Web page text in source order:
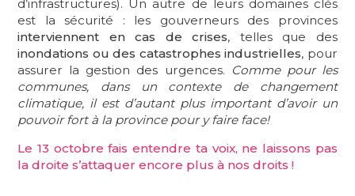
d’infrastructures). Un autre de leurs domaines clés
est la sécurité : les gouverneurs des provinces
interviennent en cas de crises, telles que des
inondations ou des catastrophes industrielles, pour
assurer la gestion des urgences. Comme pour les
communes, dans un contexte de changement
climatique, il est d’autant plus important d’avoir un
pouvoir fort à la province pour y faire face!
Le 13 octobre fais entendre ta voix, ne laissons pas
la droite s’attaquer encore plus à nos droits !